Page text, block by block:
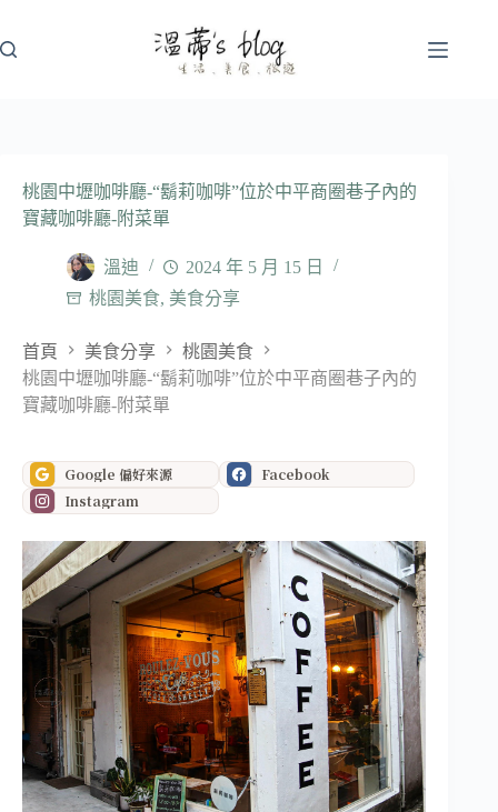
至
桃園中壢咖啡廳-“鬍莉咖啡”位於中平商圈巷子內的
寶藏咖啡廳-附菜單
溫迪
2024 年 5 月 15 日
桃園美食, 美食分享
首頁 美食分享
桃園美食
桃園中壢咖啡廳-“鬍莉咖啡”位於中平商圈巷子內的
寶藏咖啡廳-附菜單
Google 偏好來源
Facebook
Instagram